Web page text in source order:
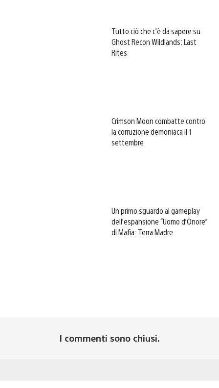
Tutto ciò che c’è da sapere su
Ghost Recon Wildlands: Last
Rites
Crimson Moon combatte contro
la corruzione demoniaca il 1
settembre
Un primo sguardo al gameplay
dell’espansione “Uomo d’Onore”
di Mafia: Terra Madre
I commenti sono chiusi.